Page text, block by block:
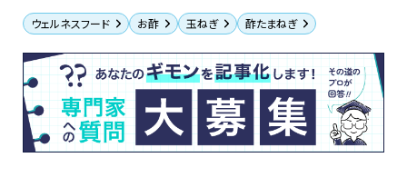
ウェルネスフード お酢 玉ねぎ 酢たまねぎ